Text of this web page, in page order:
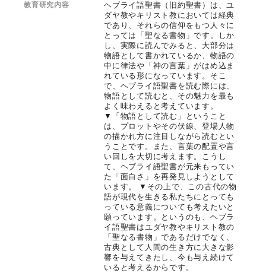
教育研究内容
ヘブライ語聖書（旧約聖書）は、ユ
ダヤ教やキリスト教においては経典
であり、それらの信仰をもつ人々に
とっては「聖なる書物」です。しか
し、実際に読んでみると、大部分は
物語として書かれているか、物語の
中に律法や「神の言葉」がはめ込ま
れている形になっています。そこ
で、ヘブライ語聖書を読む際には、
物語として読むと、その魅力を最も
よく味わえると考えています。
▼「物語として読む」ということ
は、プロットやその伏線、登場人物
の描かれ方に注目しながら読むとい
うことです。また、言葉の配置や言
い回しを大切に考えます。こうし
て、ヘブライ語聖書が元来もってい
た「面白さ」を再発見しようとして
います。 ▼その上で、この古代の物
語が現代を生きる私たちにとっても
っている意義についても考えたいと
願っています。というのも、ヘブラ
イ語聖書はユダヤ教やキリスト教の
「聖なる書物」であるだけでなく、
古典として人間の生き方に大きな影
響を与えてきたし、今も与え続けて
いると考えるからです。